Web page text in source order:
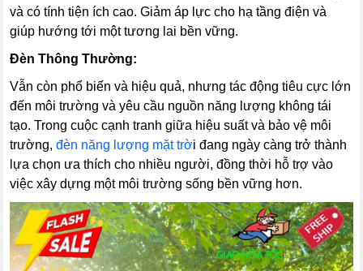
và có tính tiện ích cao. Giảm áp lực cho hạ tầng điện và
giúp hướng tới một tương lai bền vững.
Đèn Thông Thường:
Vẫn còn phổ biến và hiệu quả, nhưng tác động tiêu cực lớn
đến môi trường và yêu cầu nguồn năng lượng không tái
tạo. Trong cuộc cạnh tranh giữa hiệu suất và bảo vệ môi
trường,đèn năng lượng mặt trời đang ngày càng trở thành
lựa chọn ưa thích cho nhiều người, đồng thời hỗ trợ vào
việc xây dựng một môi trường sống bền vững hơn.